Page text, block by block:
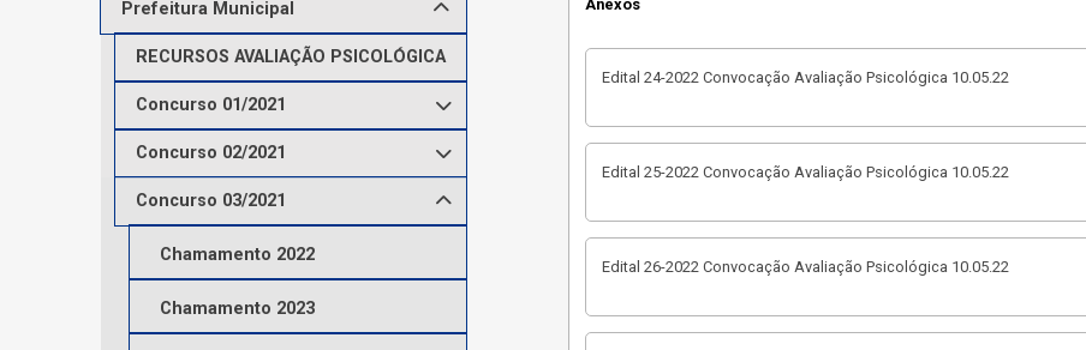
Prefeitura Municipal
RECURSOS AVALIAÇÃO PSICOLÓGICA
Concurso 01/2021
Concurso 02/2021
Concurso 03/2021
Chamamento 2022
Chamamento 2023
Anexos
Edital 24-2022 Convocação Avaliação Psicológica 10.05.22
Edital 25-2022 Convocação Avaliação Psicológica 10.05.22
Edital 26-2022 Convocação Avaliação Psicológica 10.05.22